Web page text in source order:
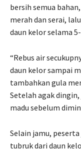
bersih semua
merah dan serai,
daun kelor selama
“Rebus air
daun kelor sampai
tambahkan gula
Setelah agak
madu sebelum
Selain jamu,
tubruk dari daun